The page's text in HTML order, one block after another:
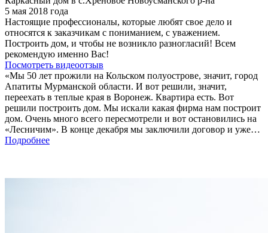
5 мая 2018 года
Настоящие профессионалы, которые любят свое дело и
относятся к заказчикам с пониманием, с уважением.
Построить дом, и чтобы не возникло разногласий! Всем
рекомендую именно Вас!
Посмотреть видеоотзыв
«Мы 50 лет прожили на Кольском полуострове, значит, город
Апатиты Мурманской области. И вот решили, значит,
переехать в теплые края в Воронеж. Квартира есть. Вот
решили построить дом. Мы искали какая фирма нам построит
дом. Очень много всего пересмотрели и вот остановились на
«Лесничим». В конце декабря мы заключили договор и уже…
Подробнее